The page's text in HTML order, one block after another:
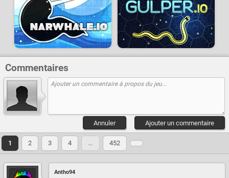
Commentaires
Ajouter un commentaire
Annuler
1 2 3 4 … 452
Antho94